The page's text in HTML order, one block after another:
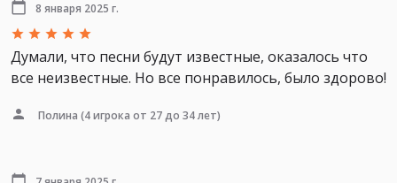
8 января 2025 г.
Думали, что песни будут известные, оказалось что
все неизвестные. Но все понравилось, было здорово!
Полина (4 игрока от 27 до 34 лет)